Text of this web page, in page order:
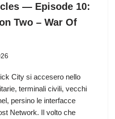
— Episode 10:
Two – War Of
City si accesero nello
terminali civili, vecchi
persino le interfacce
Network. Il volto che